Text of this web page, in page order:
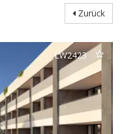
Zurück
LW2423